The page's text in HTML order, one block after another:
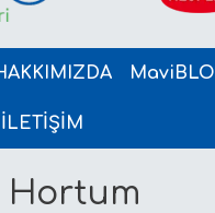
İLETİŞİM
Hortum